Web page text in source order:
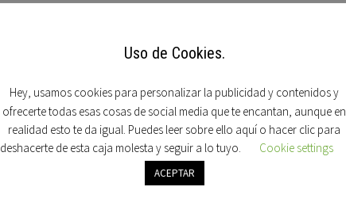
Uso de Cookies.
Hey, usamos cookies para personalizar la publicidad y contenidos y
ofrecerte todas esas cosas de social media que te encantan, aunque en
realidad esto te da igual. Puedes leer sobre ello aquí o hacer clic para
deshacerte de esta caja molesta y seguir a lo tuyo.
Cookie settings
ACEPTAR